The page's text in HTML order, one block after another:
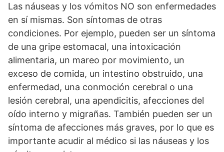
Las náuseas y los vómitos NO son enfermedades
en sí mismas. Son síntomas de otras
condiciones. Por ejemplo, pueden ser un síntoma
de una gripe estomacal, una intoxicación
alimentaria, un mareo por movimiento, un
exceso de comida, un intestino obstruido, una
enfermedad, una conmoción cerebral o una
lesión cerebral, una apendicitis, afecciones del
oído interno y migrañas. También pueden ser un
síntoma de afecciones más graves, por lo que es
importante acudir al médico si las náuseas y los